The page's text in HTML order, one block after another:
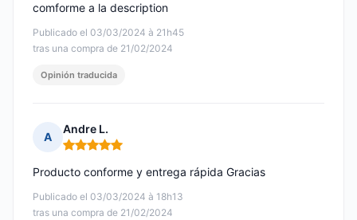
Publicado el 03/03/2024 à 21h45
tras una compra de 21/02/2024
comforme a la description
Opinión traducida
A
Andre L.
Nota: 5 de 5
Publicado el 03/03/2024 à 18h13
tras una compra de 21/02/2024
Producto conforme y entrega rápida Gracias